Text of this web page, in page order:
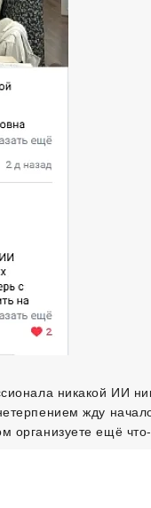
никакой ИИ
жду
ещё